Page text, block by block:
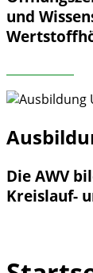
und
Die AWV
Kreislauf-